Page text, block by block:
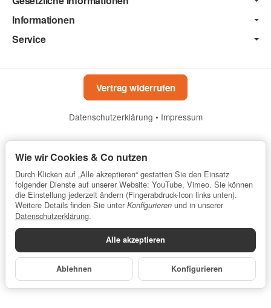
Informationen
Service
Vertrag widerrufen
Datenschutzerklärung • Impressum
Powered byJTL-Shop
Wie wir Cookies & Co nutzen
Durch Klicken auf „Alle akzeptieren“ gestatten Sie den Einsatz
folgender Dienste auf unserer Website: YouTube, Vimeo. Sie können
die Einstellung jederzeit ändern (Fingerabdruck-Icon links unten).
Weitere Details finden Sie unter Konfigurieren und in unserer
Datenschutzerklärung.
Alle akzeptieren
Ablehnen Konfigurieren